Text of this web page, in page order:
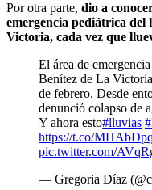
Por otra parte, dio a
emergencia pediátrica del
Victoria, cada vez que
El área de
Benítez de La
de febrero. Desde
denunció colapso de
Y ahora esto#lluvias
https://t.co/
pic.twitter.com/
— Gregoria Díaz